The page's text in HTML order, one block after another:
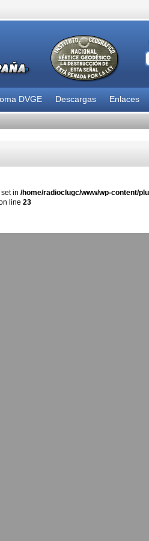
DVGE Descargas Enlaces
in /home/radioclugc/www/wp-content/
line 23